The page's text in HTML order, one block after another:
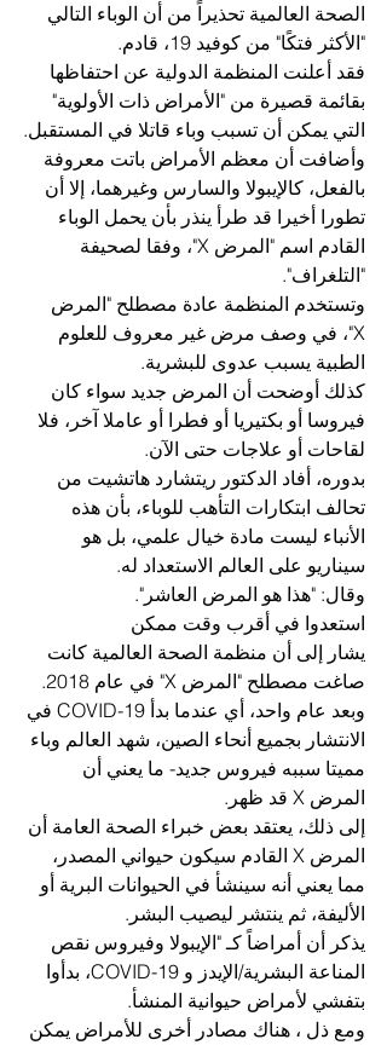
الصحة العالمية تحذيراً من أن الوباء التالي
"الأكثر فتكًا" من كوفيد 19، قادم.
فقد أعلنت المنظمة الدولية عن احتفاظها
بقائمة قصيرة من "الأمراض ذات الأولوية"
التي يمكن أن تسبب وباء قاتلا في المستقبل.
وأضافت أن معظم الأمراض باتت معروفة
بالفعل، كالإيبولا والسارس وغيرهما، إلا أن
تطورا أخيرا قد طرأ ينذر بأن يحمل الوباء
القادم اسم "المرض X"، وفقا لصحيفة
"التلغراف".
وتستخدم المنظمة عادة مصطلح "المرض
X"، في وصف مرض غير معروف للعلوم
الطبية يسبب عدوى للبشرية.
كذلك أوضحت أن المرض جديد سواء كان
فيروسا أو بكتيريا أو فطرا أو عاملا آخر، فلا
لقاحات أو علاجات حتى الآن.
بدوره، أفاد الدكتور ريتشارد هاتشيت من
تحالف ابتكارات التأهب للوباء، بأن هذه
الأنباء ليست مادة خيال علمي، بل هو
سيناريو على العالم الاستعداد له.
وقال: "هذا هو المرض العاشر".
استعدوا في أقرب وقت ممكن
يشار إلى أن منظمة الصحة العالمية كانت
صاغت مصطلح "المرض X" في عام 2018.
وبعد عام واحد، أي عندما بدأ COVID-19 في
الانتشار بجميع أنحاء الصين، شهد العالم وباء
مميتا سببه فيروس جديد- ما يعني أن
المرض X قد ظهر.
إلى ذلك، يعتقد بعض خبراء الصحة العامة أن
المرض X القادم سيكون حيواني المصدر،
مما يعني أنه سينشأ في الحيوانات البرية أو
الأليفة، ثم ينتشر ليصيب البشر.
يذكر أن أمراضاً كـ "الإيبولا وفيروس نقص
المناعة البشرية/الإيدز و COVID-19، بدأوا
بتفشي لأمراض حيوانية المنشأ.
ومع ذل ، هناك مصادر أخرى للأمراض يمكن